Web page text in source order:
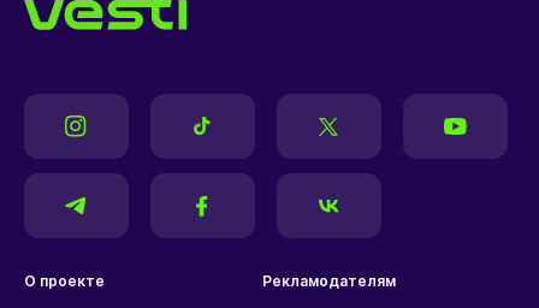
О проекте Рекламодателям